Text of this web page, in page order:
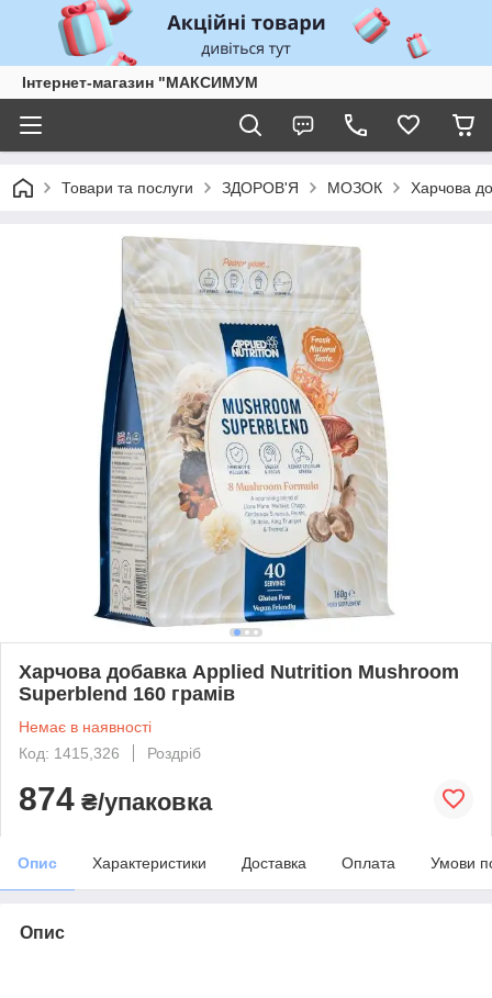
Інтернет-магазин "МАКСИМУМ
Товари та послуги ЗДОРОВ'Я МОЗОК Харчова
Харчова добавка Applied Nutrition Mushroom
Superblend 160 грамів
Немає в наявності
Код: 1415,326
Роздріб
874 ₴/упаковка
Опис Характеристики Доставка Оплата Умови
Опис